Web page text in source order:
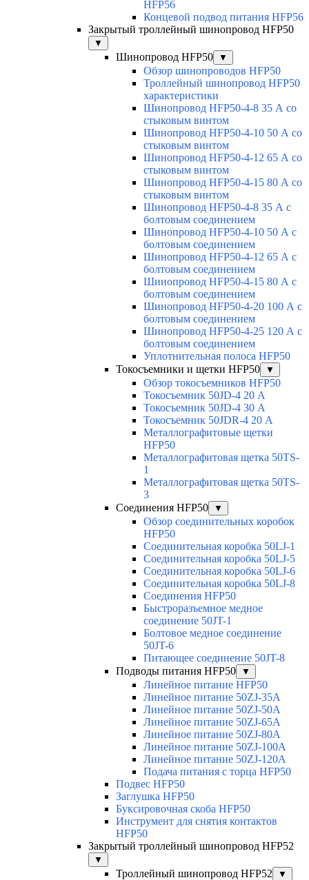
HFP56
Концевой подвод питания HFP56
Закрытый троллейный шинопровод HFP50
▼
Шинопровод HFP50 ▼
Обзор шинопроводов HFP50
Троллейный шинопровод HFP50
характеристики
Шинопровод HFP50-4-8 35 А со
стыковым винтом
Шинопровод HFP50-4-10 50 А со
стыковым винтом
Шинопровод HFP50-4-12 65 А со
стыковым винтом
Шинопровод HFP50-4-15 80 А со
стыковым винтом
Шинопровод HFP50-4-8 35 А с
болтовым соединением
Шинопровод HFP50-4-10 50 А с
болтовым соединением
Шинопровод HFP50-4-12 65 А с
болтовым соединением
Шинопровод HFP50-4-15 80 А с
болтовым соединением
Шинопровод HFP50-4-20 100 А с
болтовым соединением
Шинопровод HFP50-4-25 120 А с
болтовым соединением
Уплотнительная полоса HFP50
Токосъемники и щетки HFP50
▼
Обзор токосъемников HFP50
Токосъемник 50JD-4 20 А
Токосъемник 50JD-4 30 А
Токосъемник 50JDR-4 20 А
Металлографитовые щетки
HFP50
Металлографитовая щетка 50TS-
1
Металлографитовая щетка 50TS-
3
Соединения HFP50
▼
Обзор соединительных коробок
HFP50
Соединительная коробка 50LJ-1
Соединительная коробка 50LJ-5
Соединительная коробка 50LJ-6
Соединительная коробка 50LJ-8
Соединения HFP50
Быстроразъемное медное
соединение 50JT-1
Болтовое медное соединение
50JT-6
Питающее соединение 50JT-8
Подводы питания HFP50
▼
Линейное питание HFP50
Линейное питание 50ZJ-35A
Линейное питание 50ZJ-50A
Линейное питание 50ZJ-65A
Линейное питание 50ZJ-80A
Линейное питание 50ZJ-100A
Линейное питание 50ZJ-120A
Подача питания с торца HFP50
Подвес HFP50
Заглушка HFP50
Буксировочная скоба HFP50
Инструмент для снятия контактов
HFP50
Закрытый троллейный шинопровод HFP52
▼
Троллейный шинопровод HFP52 ▼